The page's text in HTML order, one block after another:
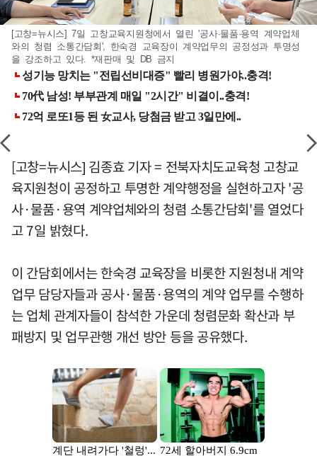
[고창=뉴시스] 7일 고창교육지원청에서 열린 '공사·물품·용역 계약업체
와의 청렴 소통간담회', 한숙경 교육장이 계약업무의 공정성과 투명성
을 강조하고 있다. *재판매 및 DB 금지
[고창=뉴시스] 김종효 기자 = 전북자치도교육청 고창교
육지원청이 공정하고 투명한 계약행정을 실현하고자 '공
사·물품·용역 계약업체와의 청렴 소통간담회'를 열었다
고 7일 밝혔다.
이 간담회에서는 한숙경 교육장을 비롯한 지원청내 계약
업무 담당자들과 공사·물품·용역의 계약 업무를 수행하
는 업체 관계자들이 참석한 가운데 청렴문화 확산과 부
패방지 및 업무관행 개선 방안 등을 공유했다.